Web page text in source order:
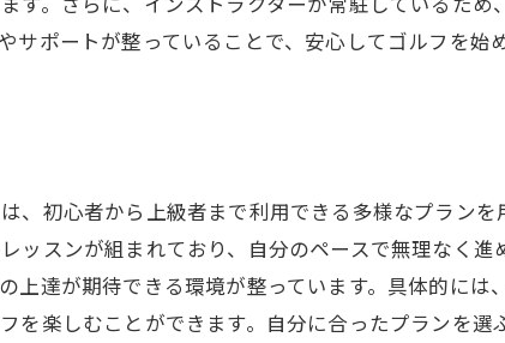
標達成をサポートするプランニング
アゴルフスクールウテミルでストレス解消とスキル
スキル向上とリラクゼーションのバランス
味としてのゴルフの楽しみ方
常生活にゴルフを取り入れるメリット
サポートが整っていることで、安心してゴルフを
、初心者から上級者まで利用できる多様なプラン
ッスンが組まれており、自分のペースで無理なく
上達が期待できる環境が整っています。具体的に
を楽しむことができます。自分に合ったプランを